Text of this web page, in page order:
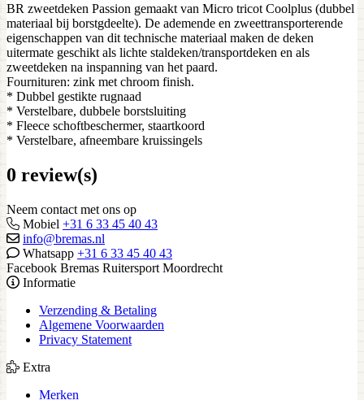
BR zweetdeken Passion gemaakt van Micro tricot Coolplus (dubbel
materiaal bij borstgdeelte). De ademende en zweettransporterende
eigenschappen van dit technische materiaal maken de deken
uitermate geschikt als lichte staldeken/transportdeken en als
zweetdeken na inspanning van het paard.
Fournituren: zink met chroom finish.
* Dubbel gestikte rugnaad
* Verstelbare, dubbele borstsluiting
* Fleece schoftbeschermer, staartkoord
* Verstelbare, afneembare kruissingels
0 review(s)
Neem contact met ons op
Mobiel +31 6 33 45 40 43
info@bremas.nl
Whatsapp +31 6 33 45 40 43
Facebook Bremas Ruitersport Moordrecht
Informatie
Verzending & Betaling
Algemene Voorwaarden
Privacy Statement
Extra
Merken